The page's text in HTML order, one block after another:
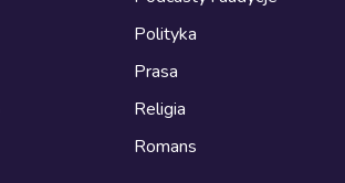
Polityka
Prasa
Religia
Romans